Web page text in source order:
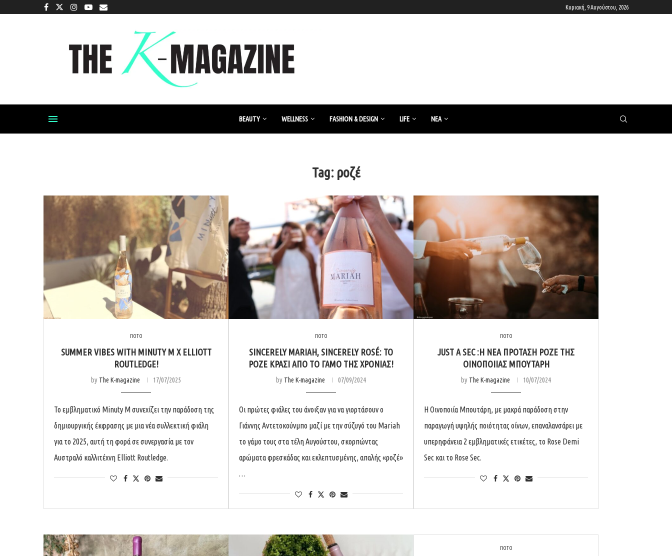
Κυριακή, 9 Αυγούστου, 2026
BEAUTY WELLNESS FASHION & DESIGN LIFE ΝΈΑ
Tag: ροζέ
ΠΟΤΟ
SUMMER VIBES WITH MINUTY M X ELLIOTT
ROUTLEDGE!
by The K-magazine 17/07/2025
Το εμβληματικό Minuty M συνεχίζει την παράδοση της
δημιουργικής έκφρασης με μια νέα συλλεκτική φιάλη
για το 2025, αυτή τη φορά σε συνεργασία με τον
Αυστραλό καλλιτέχνη Elliott Routledge.
ΠΟΤΟ
SINCERELY MARIAH, SINCERELY ROSÉ: TO
ΡΟΖΕ ΚΡΑΣΙ ΑΠΟ ΤΟ ΓΑΜΟ ΤΗΣ ΧΡΟΝΙΑΣ!
by The K-magazine 07/09/2024
Οι πρώτες φιάλες του άνοιξαν για να γιορτάσουν ο
Γιάννης Αντετοκούνμπο μαζί με την σύζυγό του Mariah
το γάμο τους στα τέλη Αυγούστου, σκορπώντας
αρώματα φρεσκάδας και εκλεπτυσμένης, απαλής «ροζέ»
…
ΠΟΤΟ
JUST A SEC :H ΝΕΑ ΠΡΟΤΑΣΗ ΡΟΖΕ ΤΗΣ
ΟΙΝΟΠΟΙΙΑΣ ΜΠΟΥΤΑΡΗ
by The K-magazine 10/07/2024
Η Οινοποιία Μπουτάρη, με μακρά παράδοση στην
παραγωγή υψηλής ποιότητας οίνων, επαναλανσάρει με
υπερηφάνεια 2 εμβληματικές ετικέτες, το Rose Demi
Sec και το Rose Sec.
ΠΟΤΟ